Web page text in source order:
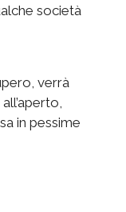
società
verrà
all’aperto,
in pessime